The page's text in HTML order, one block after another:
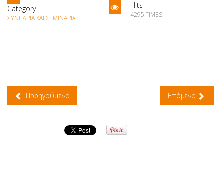
Category
ΣΥΝΈΔΡΙΑ ΚΑΙ ΣΕΜΙΝΆΡΙΑ
Hits
4295 TIMES
Προηγούμενο Επόμενο